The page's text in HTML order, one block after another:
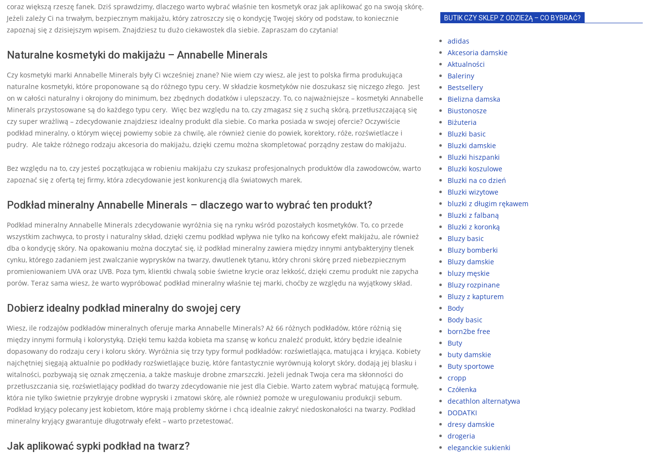
coraz większą rzeszę fanek. Dziś sprawdzimy, dlaczego warto wybrać właśnie ten kosmetyk oraz jak aplikować go na swoją skórę.
Jeżeli zależy Ci na trwałym, bezpiecznym makijażu, który zatroszczy się o kondycję Twojej skóry od podstaw, to koniecznie
zapoznaj się z dzisiejszym wpisem. Znajdziesz tu dużo ciekawostek dla siebie. Zapraszam do czytania!
Naturalne kosmetyki do makijażu – Annabelle Minerals
Czy kosmetyki marki Annabelle Minerals były Ci wcześniej znane? Nie wiem czy wiesz, ale jest to polska firma produkująca
naturalne kosmetyki, które proponowane są do różnego typu cery. W składzie kosmetyków nie doszukasz się niczego złego. Jest
on w całości naturalny i okrojony do minimum, bez zbędnych dodatków i ulepszaczy. To, co najważniejsze – kosmetyki Annabelle
Minerals przystosowane są do każdego typu cery. Więc bez względu na to, czy zmagasz się z suchą skórą, przetłuszczającą się
czy super wrażliwą – zdecydowanie znajdziesz idealny produkt dla siebie. Co marka posiada w swojej ofercie? Oczywiście
podkład mineralny, o którym więcej powiemy sobie za chwilę, ale również cienie do powiek, korektory, róże, rozświetlacze i
pudry. Ale także różnego rodzaju akcesoria do makijażu, dzięki czemu można skompletować porządny zestaw do makijażu.
Bez względu na to, czy jesteś początkująca w robieniu makijażu czy szukasz profesjonalnych produktów dla zawodowców, warto
zapoznać się z ofertą tej firmy, która zdecydowanie jest konkurencją dla światowych marek.
Podkład mineralny Annabelle Minerals – dlaczego warto wybrać ten produkt?
Podkład mineralny Annabelle Minerals zdecydowanie wyróżnia się na rynku wśród pozostałych kosmetyków. To, co przede
wszystkim zachwyca, to prosty i naturalny skład, dzięki czemu podkład wpływa nie tylko na końcowy efekt makijażu, ale również
dba o kondycję skóry. Na opakowaniu można doczytać się, iż podkład mineralny zawiera między innymi antybakteryjny tlenek
cynku, którego zadaniem jest zwalczanie wyprysków na twarzy, dwutlenek tytanu, który chroni skórę przed niebezpiecznym
promieniowaniem UVA oraz UVB. Poza tym, klientki chwalą sobie świetne krycie oraz lekkość, dzięki czemu produkt nie zapycha
porów. Teraz sama wiesz, że warto wypróbować podkład mineralny właśnie tej marki, choćby ze względu na wyjątkowy skład.
Dobierz idealny podkład mineralny do swojej cery
Wiesz, ile rodzajów podkładów mineralnych oferuje marka Annabelle Minerals? Aż 66 różnych podkładów, które różnią się
między innymi formułą i kolorystyką. Dzięki temu każda kobieta ma szansę w końcu znaleźć produkt, który będzie idealnie
dopasowany do rodzaju cery i koloru skóry. Wyróżnia się trzy typy formuł podkładów: rozświetlająca, matująca i kryjąca. Kobiety
najchętniej sięgają aktualnie po podkłady rozświetlające buzię, które fantastycznie wyrównują koloryt skóry, dodają jej blasku i
witalności, pozbywają się oznak zmęczenia, a także maskuje drobne zmarszczki. Jeżeli jednak Twoja cera ma skłonności do
przetłuszczania się, rozświetlający podkład do twarzy zdecydowanie nie jest dla Ciebie. Warto zatem wybrać matującą formułę,
która nie tylko świetnie przykryje drobne wypryski i zmatowi skórę, ale również pomoże w uregulowaniu produkcji sebum.
Podkład kryjący polecany jest kobietom, które mają problemy skórne i chcą idealnie zakryć niedoskonałości na twarzy. Podkład
mineralny kryjący gwarantuje długotrwały efekt – warto przetestować.
Jak aplikować sypki podkład na twarz?
BUTIK CZY SKLEP Z ODZIEŻĄ – CO BYBRAĆ?
adidas
Akcesoria damskie
Aktualności
Baleriny
Bestsellery
Bielizna damska
Biustonosze
Biżuteria
Bluzki basic
Bluzki damskie
Bluzki hiszpanki
Bluzki koszulowe
Bluzki na co dzień
Bluzki wizytowe
bluzki z długim rękawem
Bluzki z falbaną
Bluzki z koronką
Bluzy basic
Bluzy bomberki
Bluzy damskie
bluzy męskie
Bluzy rozpinane
Bluzy z kapturem
Body
Body basic
born2be free
Buty
buty damskie
Buty sportowe
cropp
Czółenka
decathlon alternatywa
DODATKI
dresy damskie
drogeria
eleganckie sukienki